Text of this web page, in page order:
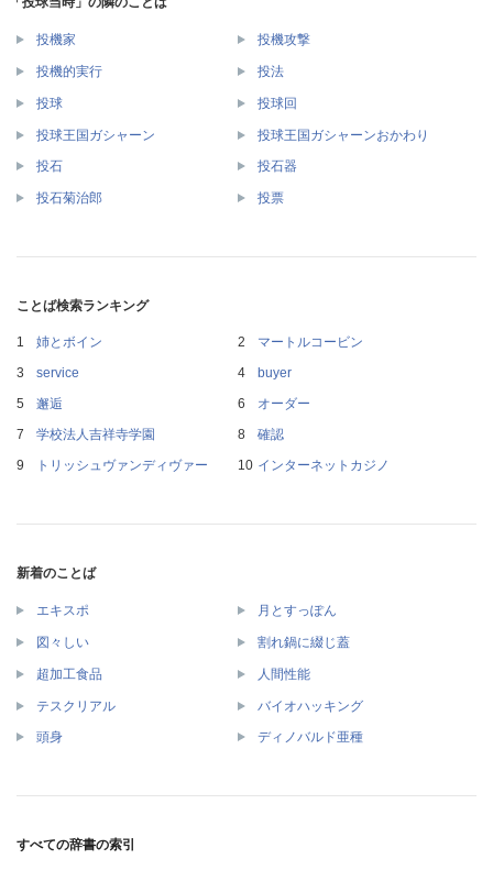
投機家 投機攻撃
投機的実行 投法
投球 投球回
投球王国ガシャーン 投球王国ガシャーンおかわり
投石 投石器
投石菊治郎 投票
ことば検索ランキング
姉とボイン
マートルコービン
service
buyer
邂逅
オーダー
学校法人吉祥寺学園
確認
トリッシュヴァンディヴァー
インターネットカジノ
新着のことば
エキスポ 月とすっぽん
図々しい 割れ鍋に綴じ蓋
超加工食品 人間性能
テスクリアル バイオハッキング
頭身 ディノバルド亜種
すべての辞書の索引